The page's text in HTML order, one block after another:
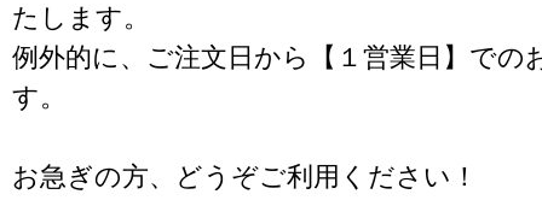
たします。
例外的に、ご注文日から【１営業日】での
す。
お急ぎの方、どうぞご利用ください！